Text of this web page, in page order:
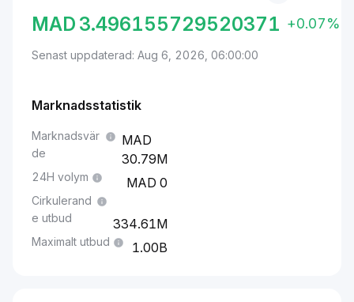
MAD 3.496155729520371 +0.07%
Senast uppdaterad: Aug 6, 2026, 06:00:00
Marknadsstatistik
Marknadsvär
de
30.79M
24H volym 0
Cirkulerand
e utbud
334.61M
Maximalt utbud 1.00B